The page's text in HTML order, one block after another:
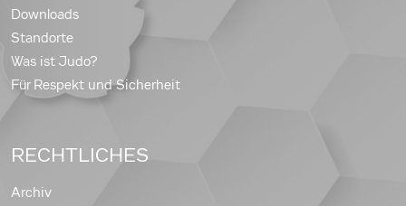
Downloads
Standorte
Was ist Judo?
Für Respekt und Sicherheit
RECHTLICHES
Archiv